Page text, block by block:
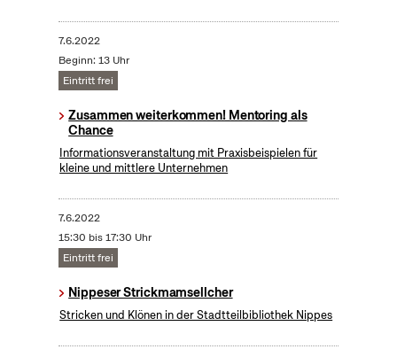
7.6.2022
Beginn: 13 Uhr
Eintritt frei
Zusammen weiterkommen! Mentoring als
Chance
Informationsveranstaltung mit Praxisbeispielen für
kleine und mittlere Unternehmen
7.6.2022
15:30 bis 17:30 Uhr
Eintritt frei
Nippeser Strickmamsellcher
Stricken und Klönen in der Stadtteilbibliothek Nippes